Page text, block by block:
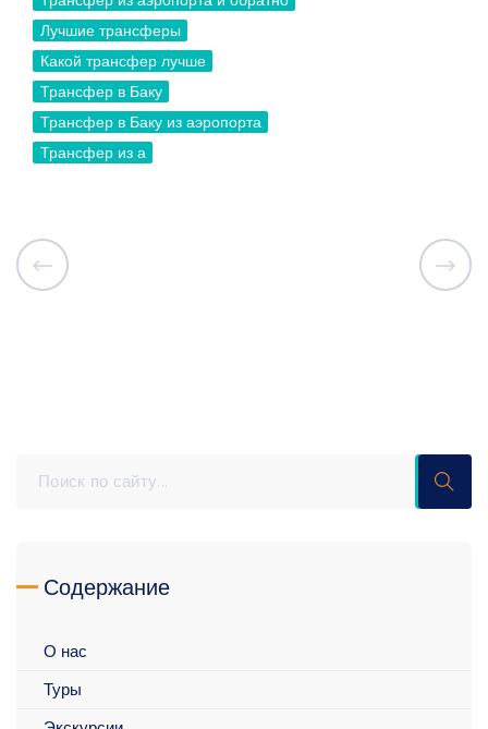
Лучшие трансферы
Какой трансфер лучше
Трансфер в Баку
Трансфер в Баку из аэропорта
Трансфер из а
Содержание
О нас
Туры